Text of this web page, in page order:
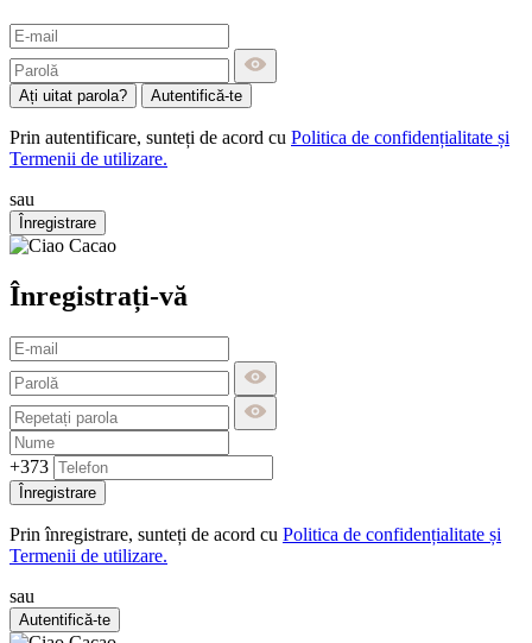
Ați uitat parola? Autentifică-te
Prin autentificare, sunteți de acord cu Politica de confidențialitate și
Termenii de utilizare.
sau
Înregistrare
Înregistrați-vă
+373
Înregistrare
Prin înregistrare, sunteți de acord cu Politica de confidențialitate și
Termenii de utilizare.
sau
Autentifică-te